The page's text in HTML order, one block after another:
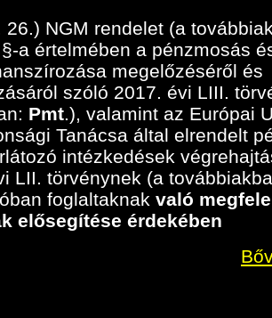
26.) NGM rendelet (a
a értelmében a pénzmosás
megelőzéséről és
szóló 2017. évi LIII.
Pmt.), valamint az Európai
Tanácsa által elrendelt
intézkedések
LII. törvénynek (a
foglaltaknak való
elősegítése érdekében